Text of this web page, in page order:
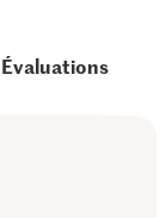
Évaluations